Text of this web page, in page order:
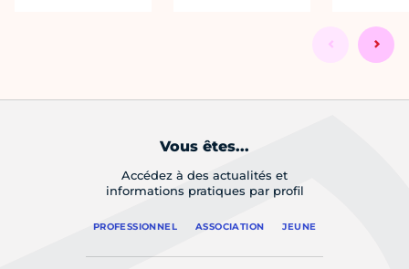
Vous êtes...
Accédez à des actualités et
informations pratiques par profil
PROFESSIONNEL ASSOCIATION JEUNE